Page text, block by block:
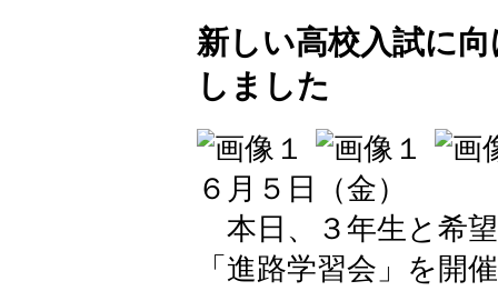
新しい高校入試に
しました
６月５日（金）
本日、３年生と希
「進路学習会」を開